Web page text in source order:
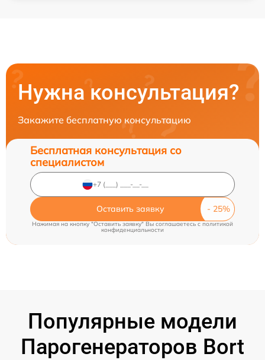
Нужна консультация?
Закажите бесплатную консультацию
Бесплатная консультация со
специалистом
Оставить заявку
Нажимая на кнопку "Оставить заявку" Вы соглашаетесь cполитикой
конфиденциальности
Популярные модели
Парогенераторов Bort